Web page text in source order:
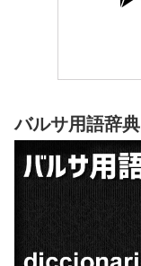
バルサ用語辞典